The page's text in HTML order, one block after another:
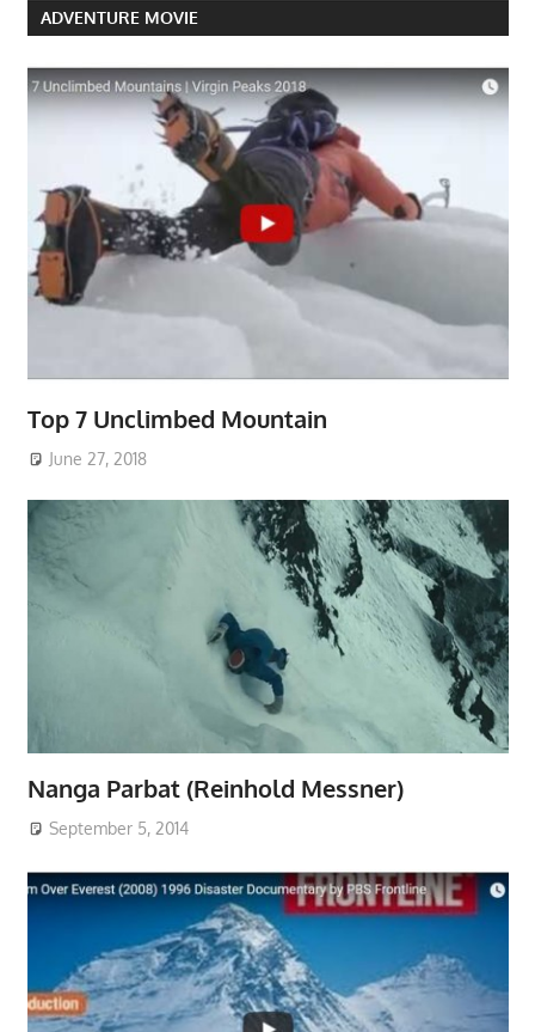
ADVENTURE MOVIE
Top 7 Unclimbed Mountain
June 27, 2018
Nanga Parbat (Reinhold Messner)
September 5, 2014